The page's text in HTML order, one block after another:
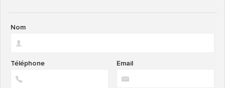
Nom
Email
Téléphone